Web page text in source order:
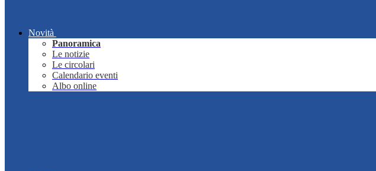
Novità
Panoramica
Le notizie
Le circolari
Calendario eventi
Albo online